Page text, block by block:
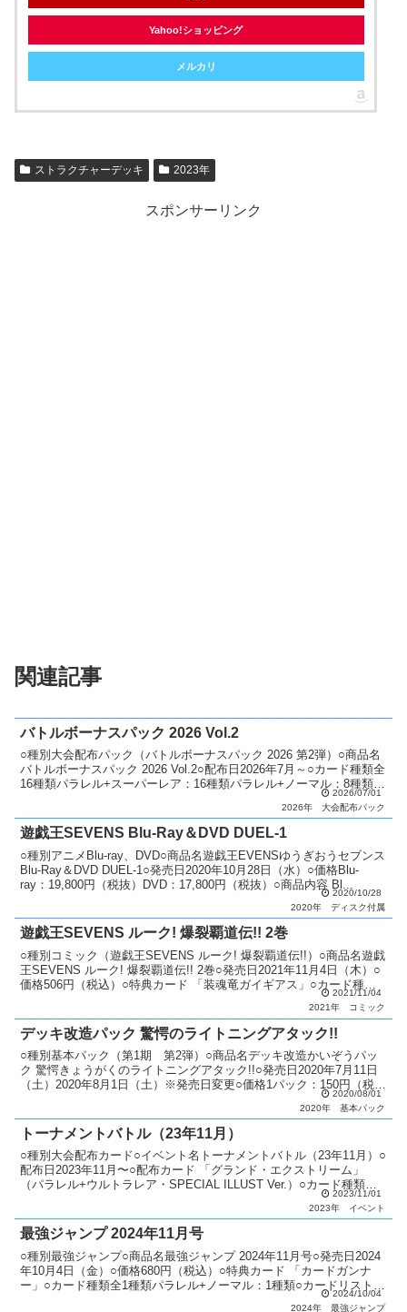
Yahoo!ショッピング
メルカリ
ストラクチャーデッキ 2023年
スポンサーリンク
関連記事
バトルボーナスパック 2026 Vol.2
○種別大会配布パック（バトルボーナスパック 2026 第2弾）○商品名
バトルボーナスパック 2026 Vol.2○配布日2026年7月～○カード種類全
16種類パラレル+スーパーレア：16種類パラレル+ノーマル：8種類○
2026/07/01
2026年
大会配布パック
遊戯王SEVENS Blu-Ray＆DVD DUEL-1
○種別アニメBlu-ray、DVD○商品名遊戯王EVENSゆうぎおうセブンス
Blu-Ray＆DVD DUEL-1○発売日2020年10月28日（水）○価格Blu-
ray：19,800円（税抜）DVD：17,800円（税抜）○商品内容 Bl...
2020/10/28
2020年
ディスク付属
遊戯王SEVENS ルーク! 爆裂覇道伝!! 2巻
○種別コミック（遊戯王SEVENS ルーク! 爆裂覇道伝!!）○商品名遊戯
王SEVENS ルーク! 爆裂覇道伝!! 2巻○発売日2021年11月4日（木）○
価格506円（税込）○特典カード 「装魂竜ガイギアス」○カード種類
2021/11/04
2021年
コミック
デッキ改造パック 驚愕のライトニングアタック!!
○種別基本パック（第1期 第2弾）○商品名デッキ改造かいぞうパッ
ク 驚愕きょうがくのライトニングアタック!!○発売日2020年7月11日
（土）2020年8月1日（土）※発売日変更○価格1パック：150円（税
2020/08/01
2020年
基本パック
トーナメントバトル（23年11月）
○種別大会配布カード○イベント名トーナメントバトル（23年11月）○
配布日2023年11月〜○配布カード 「グランド・エクストリーム」
（パラレル+ウルトラレア・SPECIAL ILLUST Ver.）○カード種類全1
2023/11/01
2023年
イベント
最強ジャンプ 2024年11月号
○種別最強ジャンプ○商品名最強ジャンプ 2024年11月号○発売日2024
年10月4日（金）○価格680円（税込）○特典カード 「カードガンナ
ー」○カード種類全1種類パラレル+ノーマル：1種類○カードリスト最
2024/10/04
2024年
最強ジャンプ